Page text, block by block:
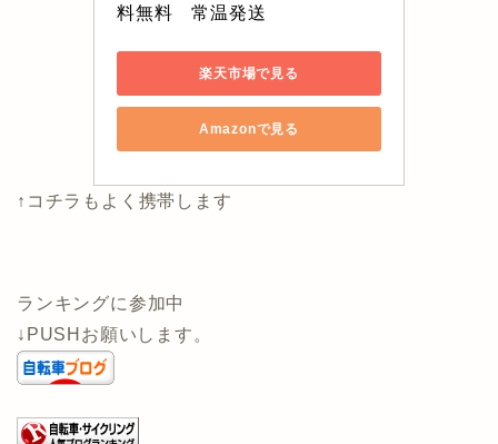
料無料　常温発送
楽天市場で見る
Amazonで見る
↑コチラもよく携帯します
ランキングに参加中
↓PUSHお願いします。